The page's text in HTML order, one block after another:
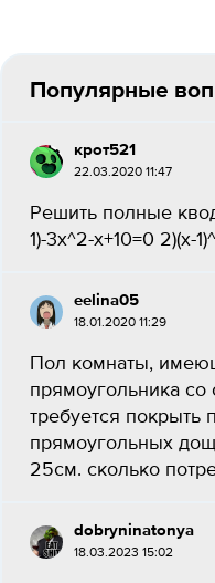
Популярные
крот521
22.03.2020 11:47
Решить полные
1)-3х^2-х+10=0 2)(х-
eelina05
18.01.2020 11:29
Пол комнаты,
прямоугольника
требуется покрыть
прямоугольных
25см. сколько
dobryninatonya
18.03.2023 15:02